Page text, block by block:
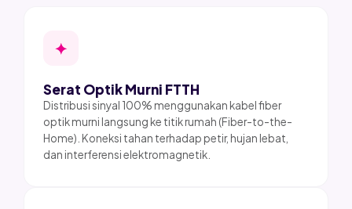
✦
Serat Optik Murni FTTH
Distribusi sinyal 100% menggunakan kabel fiber
optik murni langsung ke titik rumah (Fiber-to-the-
Home). Koneksi tahan terhadap petir, hujan lebat,
dan interferensi elektromagnetik.